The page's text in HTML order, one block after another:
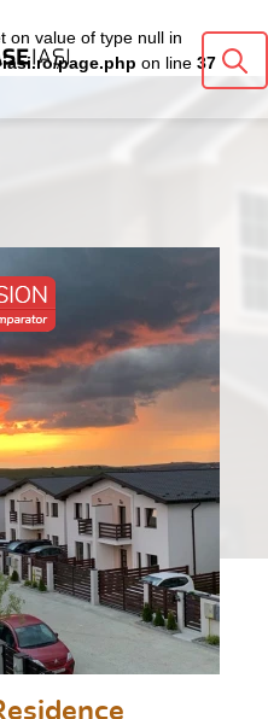
on value of type null in
page.php on line 37